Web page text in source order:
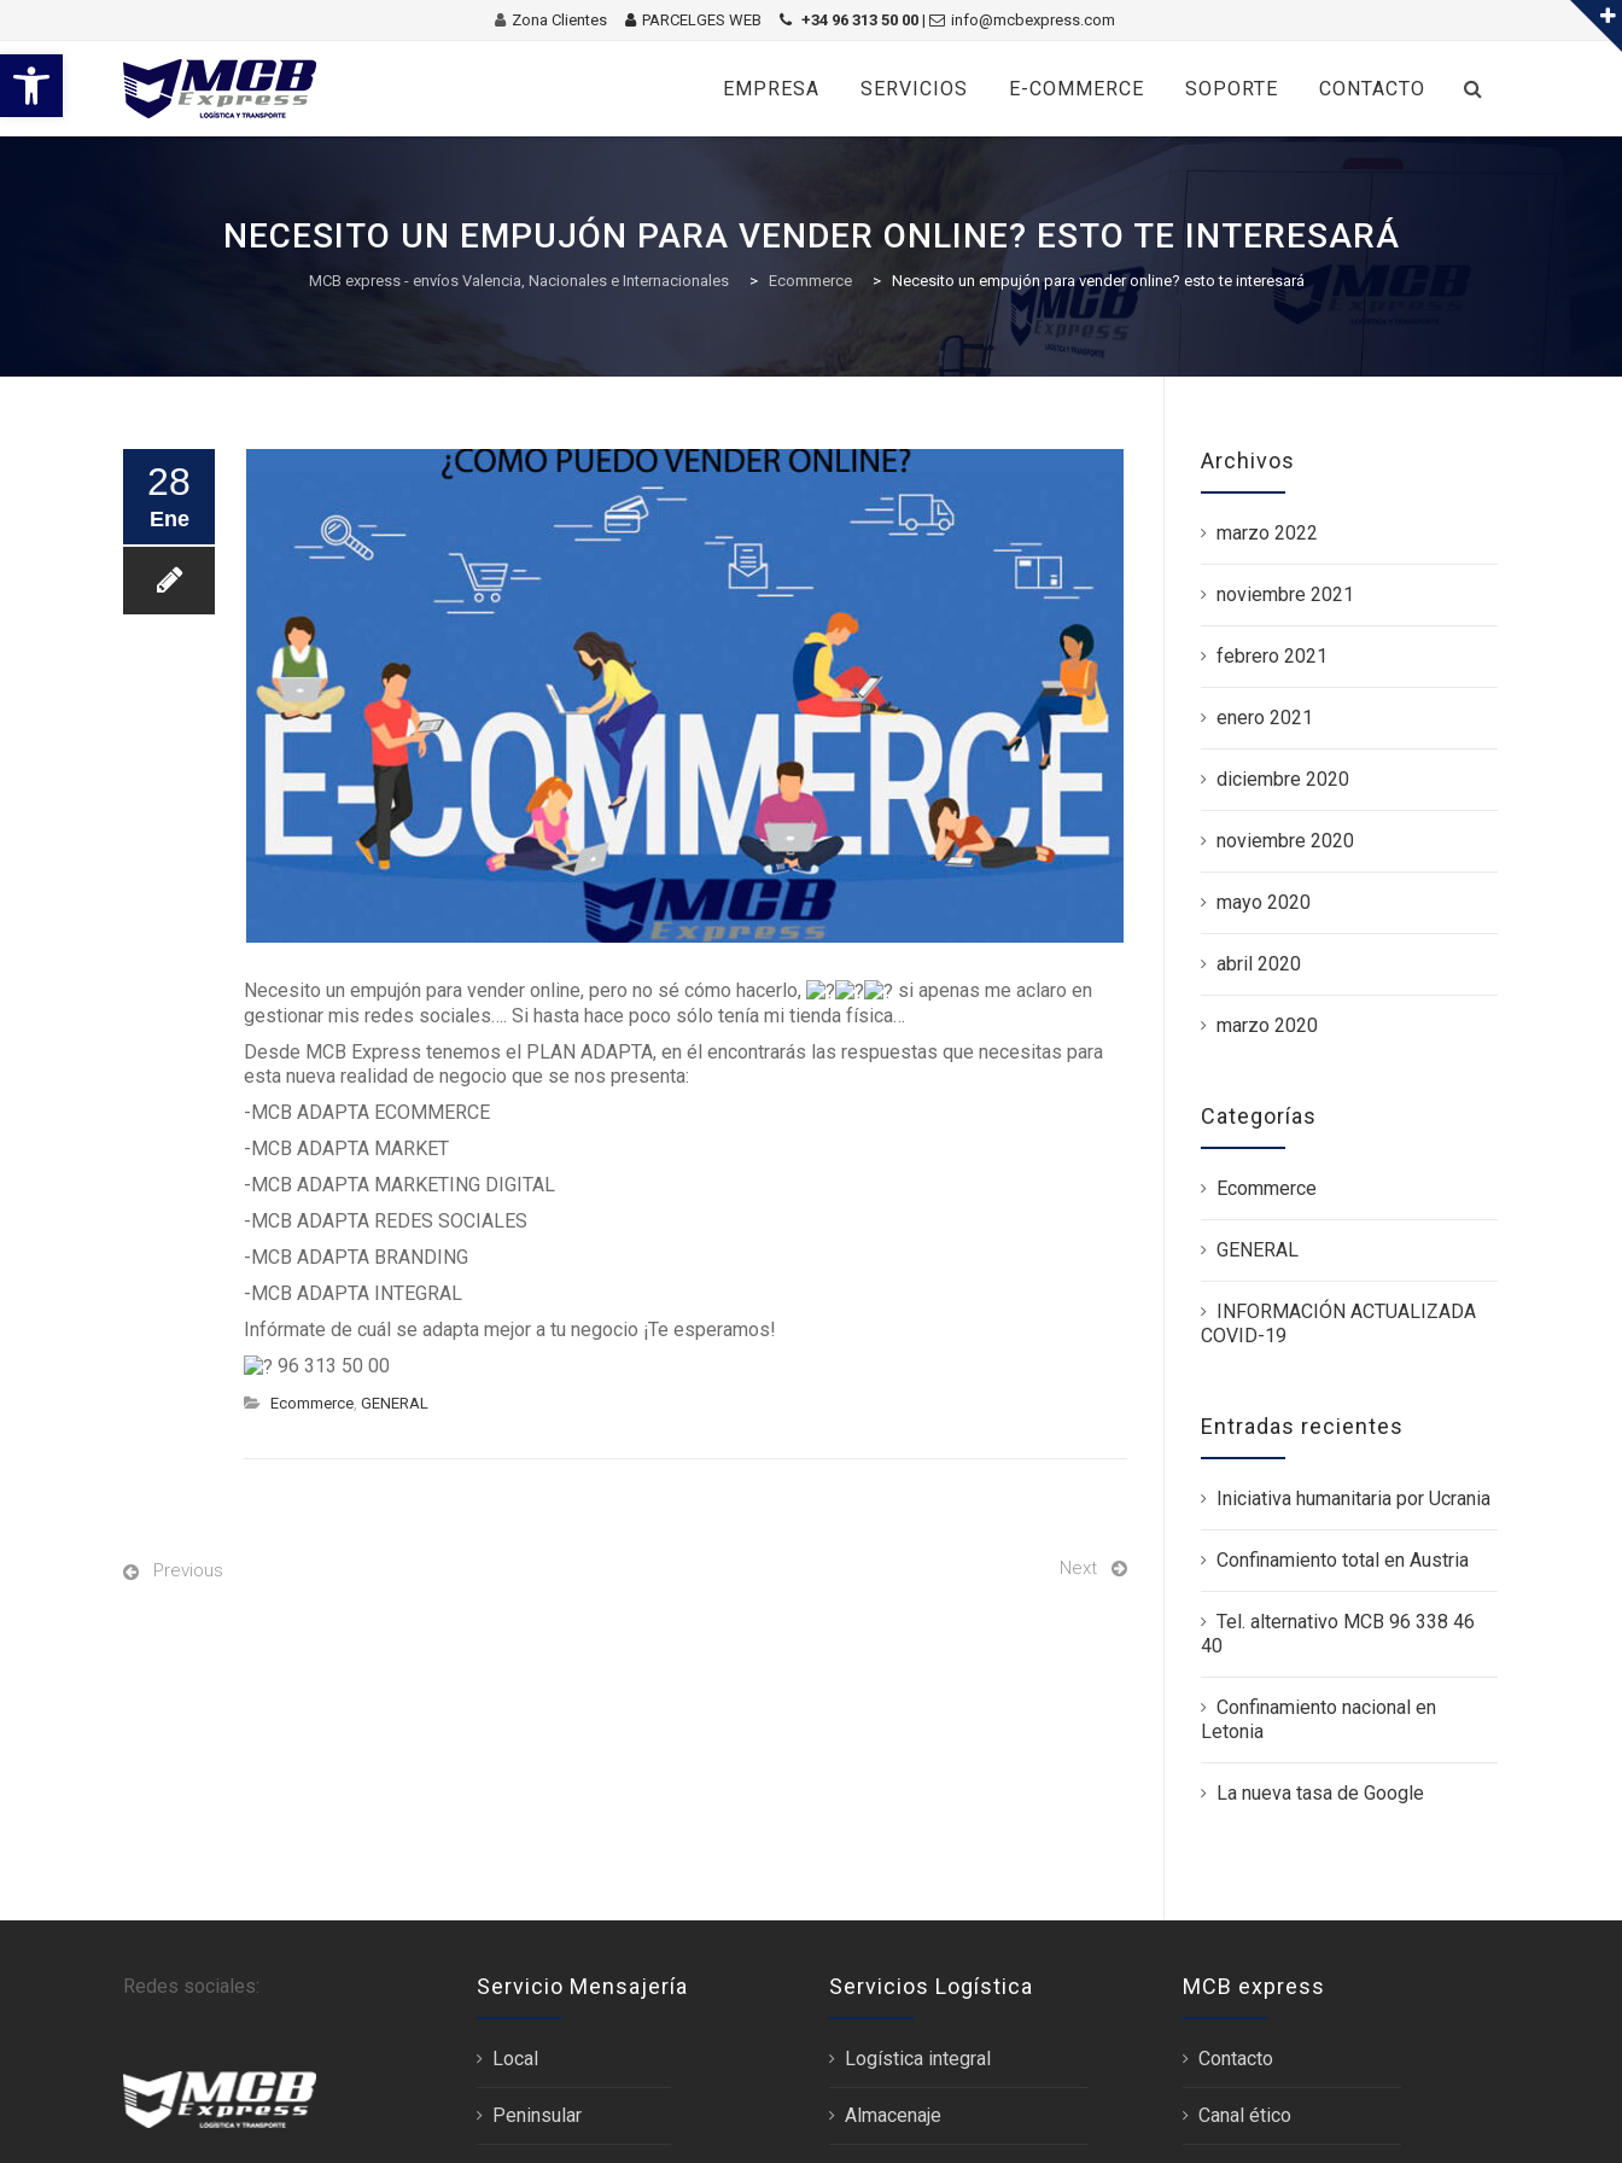
Abrir barra de herramientas
Zona Clientes PARCELGES WEB +34 96 313 50 00 | info@mcbexpress.com
content
EMPRESA SERVICIOS E-COMMERCE SOPORTE CONTACTO
NECESITO UN EMPUJÓN PARA VENDER ONLINE? ESTO TE INTERESARÁ
MCB express - envíos Valencia, Nacionales e Internacionales > Ecommerce > Necesito un empujón para vender online? esto te interesará
28
Ene
Necesito un empujón para vender online, pero no sé cómo hacerlo,
si apenas me aclaro en
gestionar mis redes sociales…. Si hasta hace poco sólo tenía mi tienda física…
Desde MCB Express tenemos el PLAN ADAPTA, en él encontrarás las respuestas que necesitas para
esta nueva realidad de negocio que se nos presenta:
-MCB ADAPTA ECOMMERCE
-MCB ADAPTA MARKET
-MCB ADAPTA MARKETING DIGITAL
-MCB ADAPTA REDES SOCIALES
-MCB ADAPTA BRANDING
-MCB ADAPTA INTEGRAL
Infórmate de cuál se adapta mejor a tu negocio ¡Te esperamos!
96 313 50 00
Ecommerce GENERAL
Previous Next
Archivos
marzo 2022
noviembre 2021
febrero 2021
enero 2021
diciembre 2020
noviembre 2020
mayo 2020
abril 2020
marzo 2020
Categorías
Ecommerce
GENERAL
INFORMACIÓN ACTUALIZADA
COVID-19
Entradas recientes
Iniciativa humanitaria por Ucrania
Confinamiento total en Austria
Tel. alternativo MCB 96 338 46
40
Confinamiento nacional en
Letonia
La nueva tasa de Google
Redes sociales: Servicio Mensajería
Local
Peninsular
Servicios Logística
Logística integral
Almacenaje
MCB express
Contacto
Canal ético